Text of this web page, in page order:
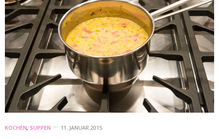
KOCHEN, SUPPEN 11. JANUAR 2015